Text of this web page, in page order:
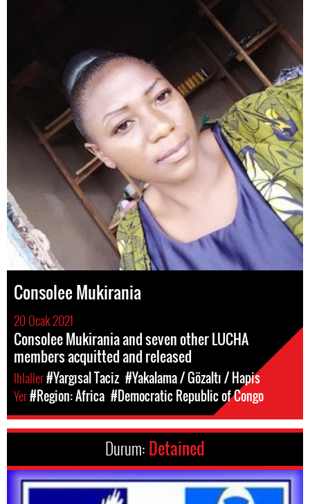
Consolee Mukirania
20 Ocak 2021
Consolee Mukirania and seven other LUCHA
members acquitted and released
Ihlaller#Yargısal Taciz #Yakalama / Gözaltı / Hapis
Yer#Region: Africa #Democratic Republic of Congo
Durum: Detained